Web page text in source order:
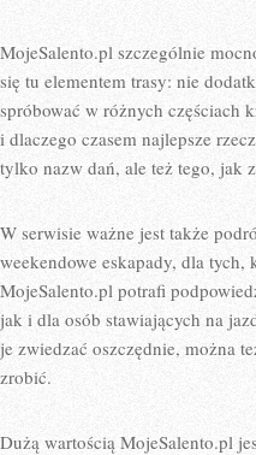
MojeSalento.pl szczególnie
się tu elementem trasy: nie
spróbować w różnych częściach
i dlaczego czasem najlepsze
tylko nazw dań, ale też tego, jak
W serwisie ważne jest także
weekendowe eskapady, dla
MojeSalento.pl potrafi
jak i dla osób stawiających na
je zwiedzać oszczędnie, można
zrobić.
Dużą wartością MojeSalento.pl